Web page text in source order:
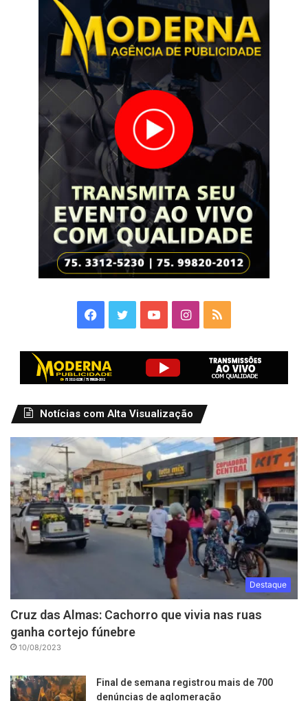
Facebook
TwitterYouTubeInstagram
RSS
Notícias com Alta Visualização
Destaque
Cruz das Almas: Cachorro que vivia nas ruas
ganha cortejo fúnebre
10/08/2023
Final de semana registrou mais de 700
denúncias de aglomeração